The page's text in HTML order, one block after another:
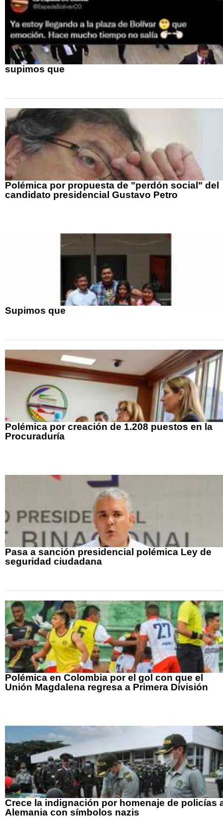
supimos que
Polémica por propuesta de "perdón social" del
candidato presidencial Gustavo Petro
Supimos que
Polémica por creación de 1.208 puestos en la
Procuraduría
Pasa a sanción presidencial polémica Ley de
seguridad ciudadana
Polémica en Colombia por el gol con que el
Unión Magdalena regresa a Primera División
Crece la indignación por homenaje de policías
Alemania con símbolos nazis